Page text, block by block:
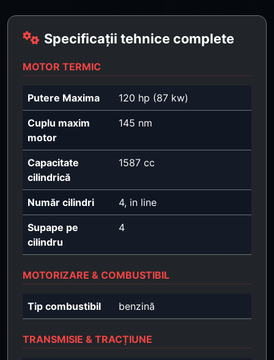
Specificații tehnice complete
MOTOR TERMIC
Putere Maxima 120 hp (87 kw)
Cuplu maxim
motor
145 nm
Capacitate
cilindrică
1587 cc
Număr cilindri 4, in line
Supape pe
cilindru
4
MOTORIZARE & COMBUSTIBIL
Tip combustibil benzină
TRANSMISIE & TRACȚIUNE